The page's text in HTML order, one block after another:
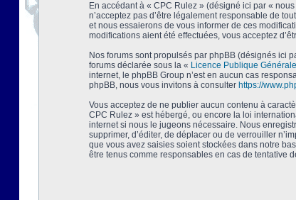
En accédant à « CPC Rulez » (désigné ici par «
n’acceptez pas d’être légalement responsable de
et nous essaierons de vous informer de ces
modifications aient été effectuées, vous acceptez
Nos forums sont propulsés par phpBB (désignés ici
forums déclarée sous la « Licence Publique Générale
internet, le phpBB Group n’est en aucun cas
phpBB, nous vous invitons à consulter https://
Vous acceptez de ne publier aucun contenu à
CPC Rulez » est hébergé, ou encore la loi
internet si nous le jugeons nécessaire. Nous
supprimer, d’éditer, de déplacer ou de verrouiller
que vous avez saisies soient stockées dans notre
être tenus comme responsables en cas de tentative